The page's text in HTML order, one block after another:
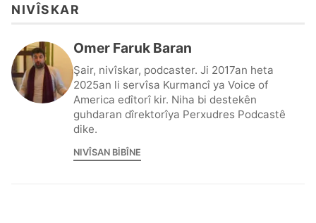
NIVÎSKAR
Omer Faruk Baran
Şair, nivîskar, podcaster. Ji 2017an heta
2025an li servîsa Kurmancî ya Voice of
America edîtorî kir. Niha bi destekên
guhdaran dîrektorîya Perxudres Podcastê
dike.
NIVÎSAN BIBÎNE